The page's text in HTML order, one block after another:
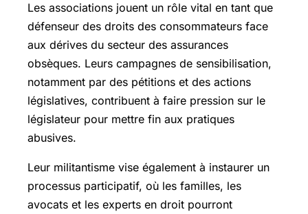
Les associations jouent un rôle vital en tant que
défenseur des droits des consommateurs face
aux dérives du secteur des assurances
obsèques. Leurs campagnes de sensibilisation,
notamment par des pétitions et des actions
législatives, contribuent à faire pression sur le
législateur pour mettre fin aux pratiques
abusives.
Leur militantisme vise également à instaurer un
processus participatif, où les familles, les
avocats et les experts en droit pourront